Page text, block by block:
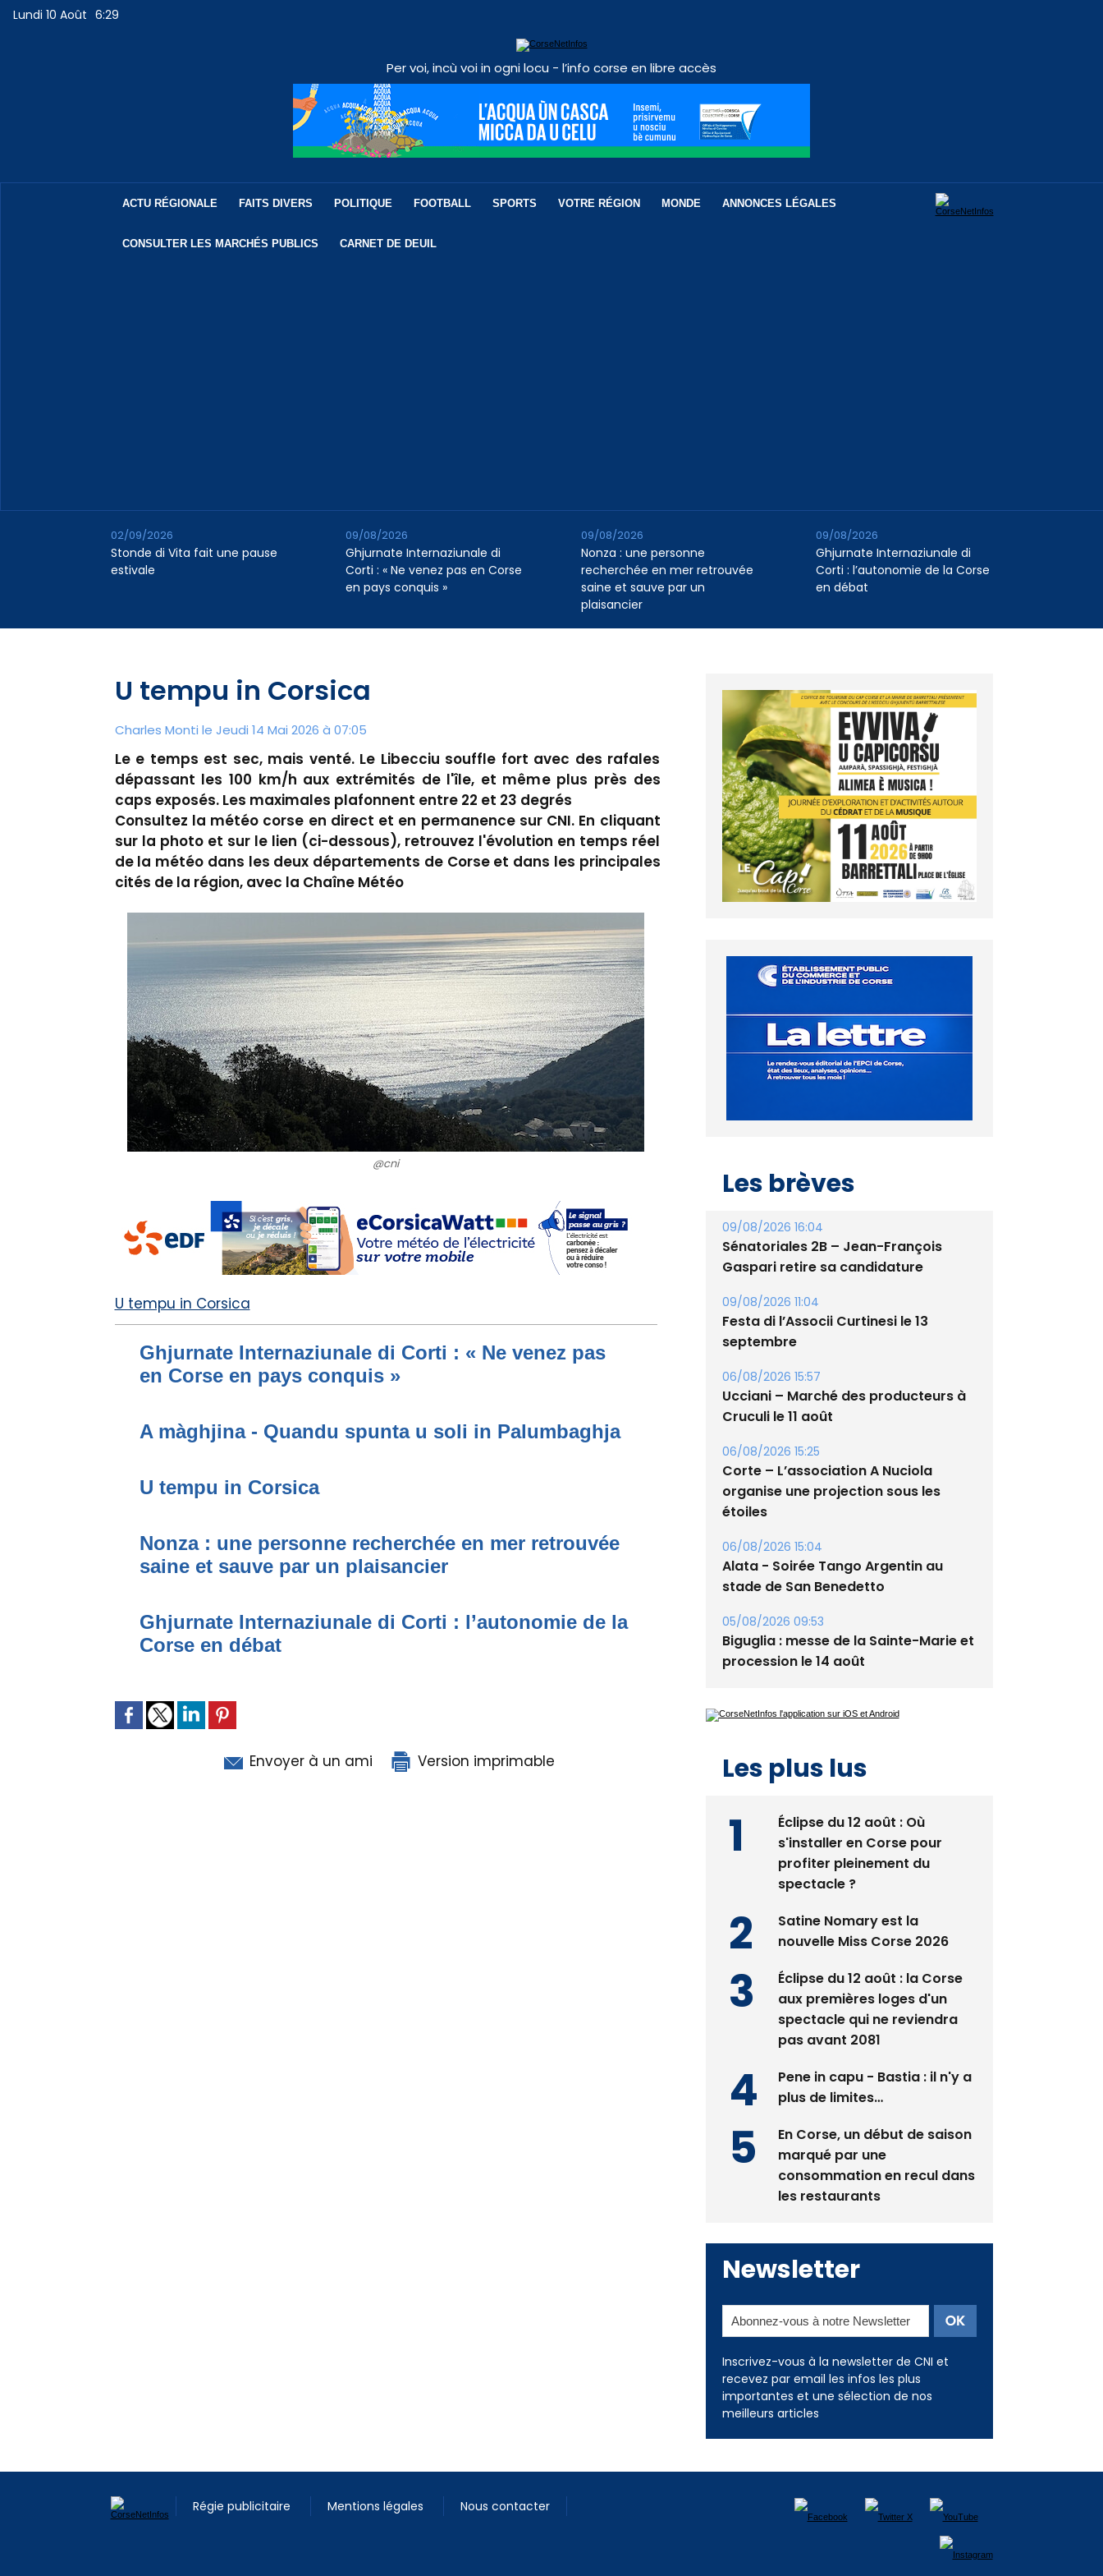
Lundi 10 Août 6:29
Per voi, incù voi in ogni locu - l’info corse en libre accès
ACTU RÉGIONALE FAITS DIVERS POLITIQUE FOOTBALL SPORTS VOTRE RÉGION MONDE ANNONCES LÉGALES
CONSULTER LES MARCHÉS PUBLICS CARNET DE DEUIL
Stonde di Vita fait une pause
estivale
02/09/2026
Ghjurnate Internaziunale di
Corti : « Ne venez pas en Corse
en pays conquis »
09/08/2026
Nonza : une personne
recherchée en mer retrouvée
saine et sauve par un
plaisancier
09/08/2026
Ghjurnate Internaziunale di
Corti : l’autonomie de la Corse
en débat
09/08/2026
U tempu in Corsica
Charles Monti le Jeudi 14 Mai 2026 à 07:05
Le e temps est sec, mais venté. Le Libecciu souffle fort avec des rafales
dépassant les 100 km/h aux extrémités de l'île, et même plus près des
caps exposés. Les maximales plafonnent entre 22 et 23 degrés
Consultez la météo corse en direct et en permanence sur CNI. En cliquant
sur la photo et sur le lien (ci-dessous), retrouvez l'évolution en temps réel
de la météo dans les deux départements de Corse et dans les principales
cités de la région, avec la Chaîne Météo
@cni
U tempu in Corsica
Ghjurnate Internaziunale di Corti : « Ne venez pas
en Corse en pays conquis »
A màghjina - Quandu spunta u soli in Palumbaghja
U tempu in Corsica
Nonza : une personne recherchée en mer retrouvée
saine et sauve par un plaisancier
Ghjurnate Internaziunale di Corti : l’autonomie de la
Corse en débat
Envoyer à un ami Version imprimable
Les brèves
09/08/2026 16:04
Sénatoriales 2B – Jean-François
Gaspari retire sa candidature
09/08/2026 11:04
Festa di l’Associi Curtinesi le 13
septembre
06/08/2026 15:57
Ucciani – Marché des producteurs à
Cruculi le 11 août
06/08/2026 15:25
Corte – L’association A Nuciola
organise une projection sous les
étoiles
06/08/2026 15:04
Alata - Soirée Tango Argentin au
stade de San Benedetto
05/08/2026 09:53
Biguglia : messe de la Sainte-Marie et
procession le 14 août
Les plus lus
Éclipse du 12 août : Où
s'installer en Corse pour
profiter pleinement du
spectacle ?
Satine Nomary est la
nouvelle Miss Corse 2026
Éclipse du 12 août : la Corse
aux premières loges d'un
spectacle qui ne reviendra
pas avant 2081
Pene in capu - Bastia : il n'y a
plus de limites…
En Corse, un début de saison
marqué par une
consommation en recul dans
les restaurants
Newsletter
Inscrivez-vous à la newsletter de CNI et
recevez par email les infos les plus
importantes et une sélection de nos
meilleurs articles
Régie publicitaire Mentions légales Nous contacter